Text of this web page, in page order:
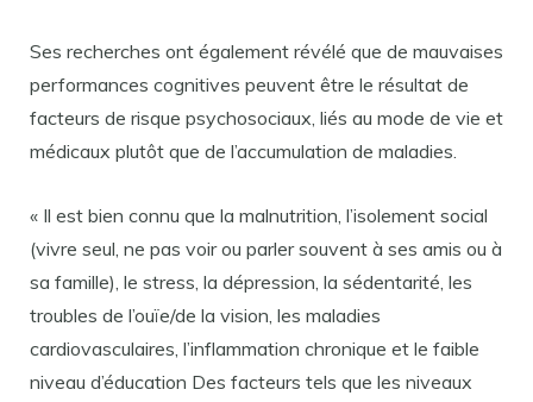
Ses recherches ont également révélé que de mauvaises
performances cognitives peuvent être le résultat de
facteurs de risque psychosociaux, liés au mode de vie et
médicaux plutôt que de l’accumulation de maladies.
« Il est bien connu que la malnutrition, l’isolement social
(vivre seul, ne pas voir ou parler souvent à ses amis ou à
sa famille), le stress, la dépression, la sédentarité, les
troubles de l’ouïe/de la vision, les maladies
cardiovasculaires, l’inflammation chronique et le faible
niveau d’éducation Des facteurs tels que les niveaux